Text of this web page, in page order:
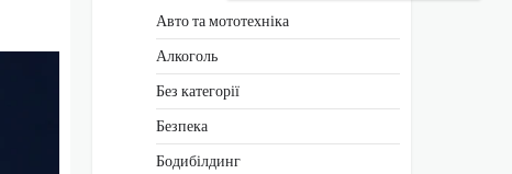
Авто та мототехніка
Алкоголь
Без категорії
Безпека
Бодибілдинг